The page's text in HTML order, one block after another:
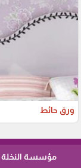
ورق حائط
مؤسسة النخلة